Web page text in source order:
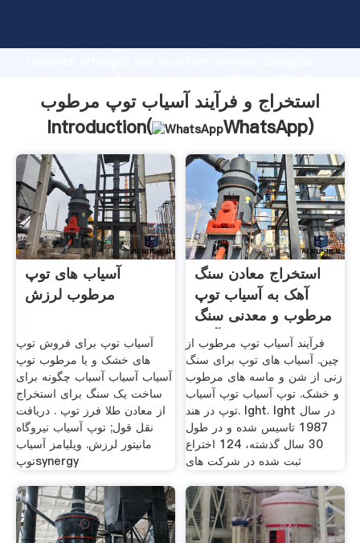
Grasping strong production capability, advanced
value and bring values to all of customers.
استخراج و فرآیند آسیاب توپ مرطوب
Introduction(
WhatsApp)
آسیاب های توپ
مرطوب لرزش
آسیاب توپ برای فروش توپ
های خشک و یا مرطوب توپ
آسیاب آسیاب آسیاب چگونه برای
ساخت یک سنگ برای استخراج
از معادن طلا فرز توپ . دریافت
نقل قول; توپ آسیاب نیروگاه
مانیتور لرزش. ویلیامز آسیاب
توپsynergy
استخراج معادن سنگ
آهک به آسیاب توپ
مرطوب و معدنی سنگ
آهک
فرآیند آسیاب توپ مرطوب از
چین. آسیاب های توپ برای سنگ
زنی از شن و ماسه های مرطوب
و خشک. توپ آسیاب توپ آسیاب
توپ در هند. lght. lght در سال
1987 تاسیس شده و در طول
30 سال گذشته، 124 اختراع
ثبت شده در شركت های